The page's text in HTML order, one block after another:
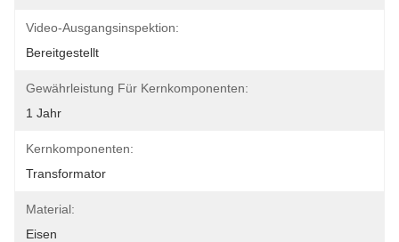
Video-Ausgangsinspektion:
Bereitgestellt
Gewährleistung Für Kernkomponenten:
1 Jahr
Kernkomponenten:
Transformator
Material:
Eisen